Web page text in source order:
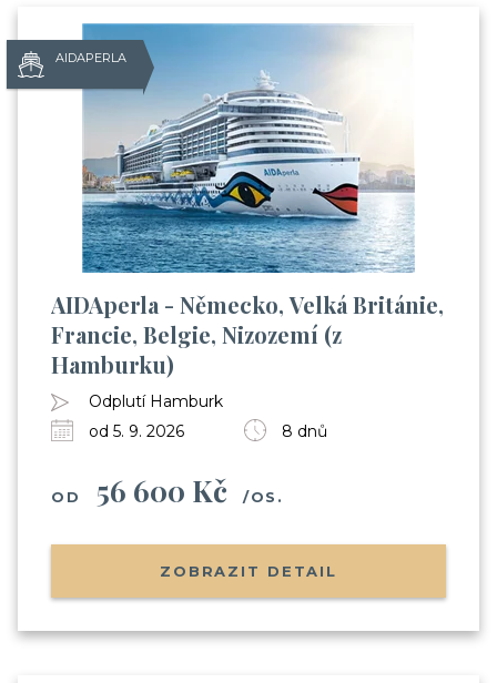
AIDAPERLA
AIDAperla - Německo, Velká Británie,
Francie, Belgie, Nizozemí (z
Hamburku)
Odplutí Hamburk
od 5. 9. 2026
8 dnů
OD 56 600 Kč /OS.
ZOBRAZIT DETAIL